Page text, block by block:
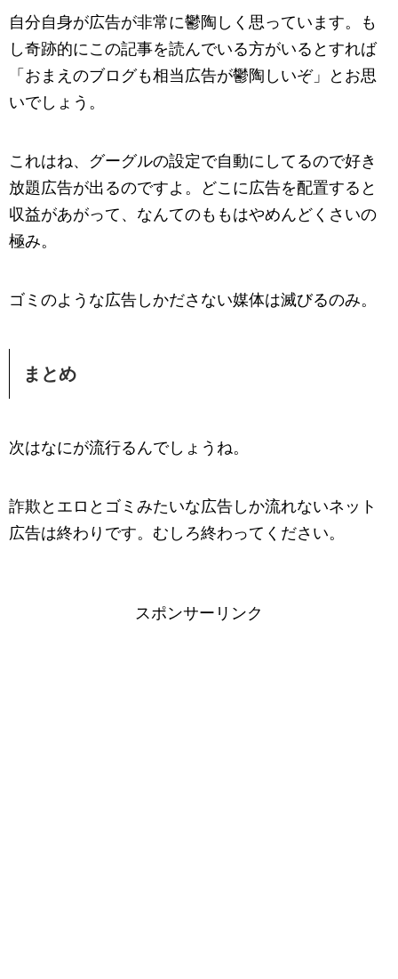
自分自身が広告が非常に鬱陶しく思っています。も
し奇跡的にこの記事を読んでいる方がいるとすれば
「おまえのブログも相当広告が鬱陶しいぞ」とお思
いでしょう。
これはね、グーグルの設定で自動にしてるので好き
放題広告が出るのですよ。どこに広告を配置すると
収益があがって、なんてのももはやめんどくさいの
極み。
ゴミのような広告しかださない媒体は滅びるのみ。
まとめ
次はなにが流行るんでしょうね。
詐欺とエロとゴミみたいな広告しか流れないネット
広告は終わりです。むしろ終わってください。
スポンサーリンク